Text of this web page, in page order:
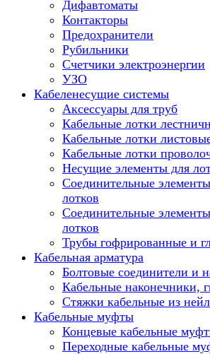
Дифавтоматы
Контакторы
Предохранители
Рубильники
Счетчики электроэнергии
УЗО
Кабеленесущие системы
Аксессуары для труб
Кабельные лотки
Кабельные лотки
Кабельные лотки
Несущие элементы для
Соединительные
лотков
Соединительные
лотков
Трубы гофрированные и
Кабельная арматура
Болтовые соединители и
Кабельные наконечники,
Стяжки кабельные из
Кабельные муфты
Концевые кабельные
Переходные кабельные